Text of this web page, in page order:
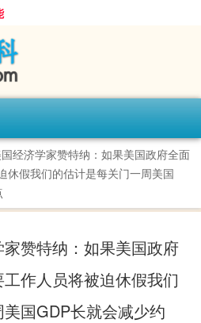
经济学家赞特纳：如果美国政府全面
休假我们的估计是每关门一周美国
赞特纳：如果美国政府
作人员将被迫休假我们
国GDP长就会减少约